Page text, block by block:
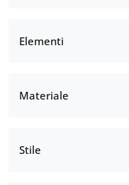
Elementi
Materiale
Stile